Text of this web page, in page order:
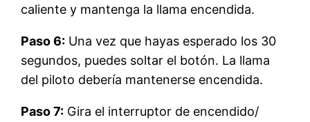
caliente y mantenga la llama encendida.
Paso 6: Una vez que hayas esperado los 30
segundos, puedes soltar el botón. La llama
del piloto debería mantenerse encendida.
Paso 7: Gira el interruptor de encendido/